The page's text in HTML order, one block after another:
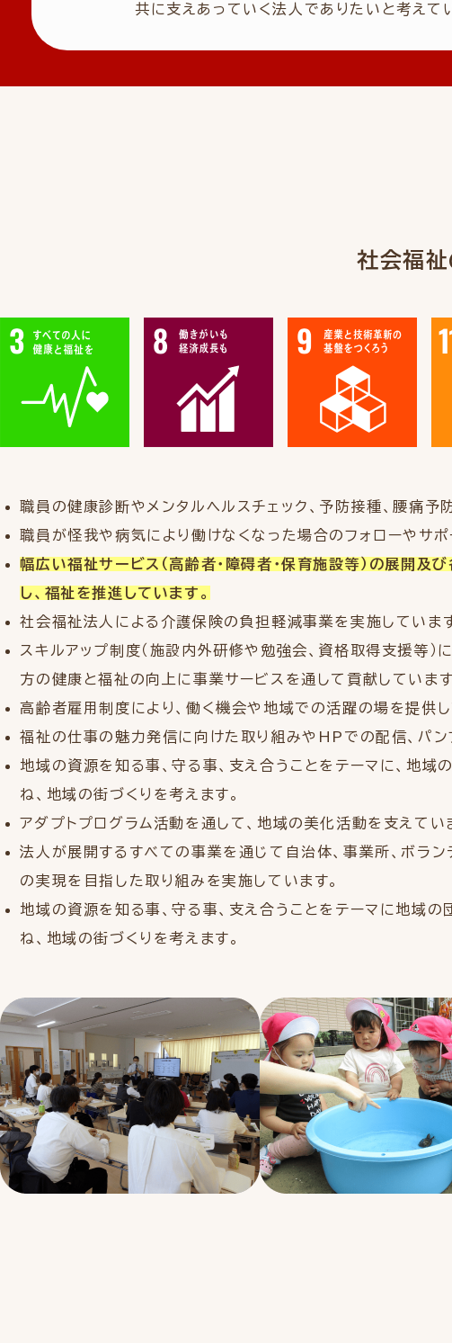
共に支えあっていく法人でありたいと考えて
社会福祉
職員の健康診断やメンタルヘルスチェック、予防接種、腰痛予
職員が怪我や病気により働けなくなった場合のフォローやサポ
幅広い福祉サービス（高齢者・障碍者・保育施設等）の展開
し、福祉を推進しています。
社会福祉法人による介護保険の負担軽減事業を実施しています
スキルアップ制度（施設内外研修や勉強会、資格取得支援等
方の健康と福祉の向上に事業サービスを通して貢献しています
高齢者雇用制度により、働く機会や地域での活躍の場を提供し
福祉の仕事の魅力発信に向けた取り組みやHPでの配信、パン
地域の資源を知る事、守る事、支え合うことをテーマに、地域
ね、地域の街づくりを考えます。
アダプトプログラム活動を通して、地域の美化活動を支えてい
法人が展開するすべての事業を通じて自治体、事業所、ボラン
の実現を目指した取り組みを実施しています。
地域の資源を知る事、守る事、支え合うことをテーマに地域
ね、地域の街づくりを考えます。